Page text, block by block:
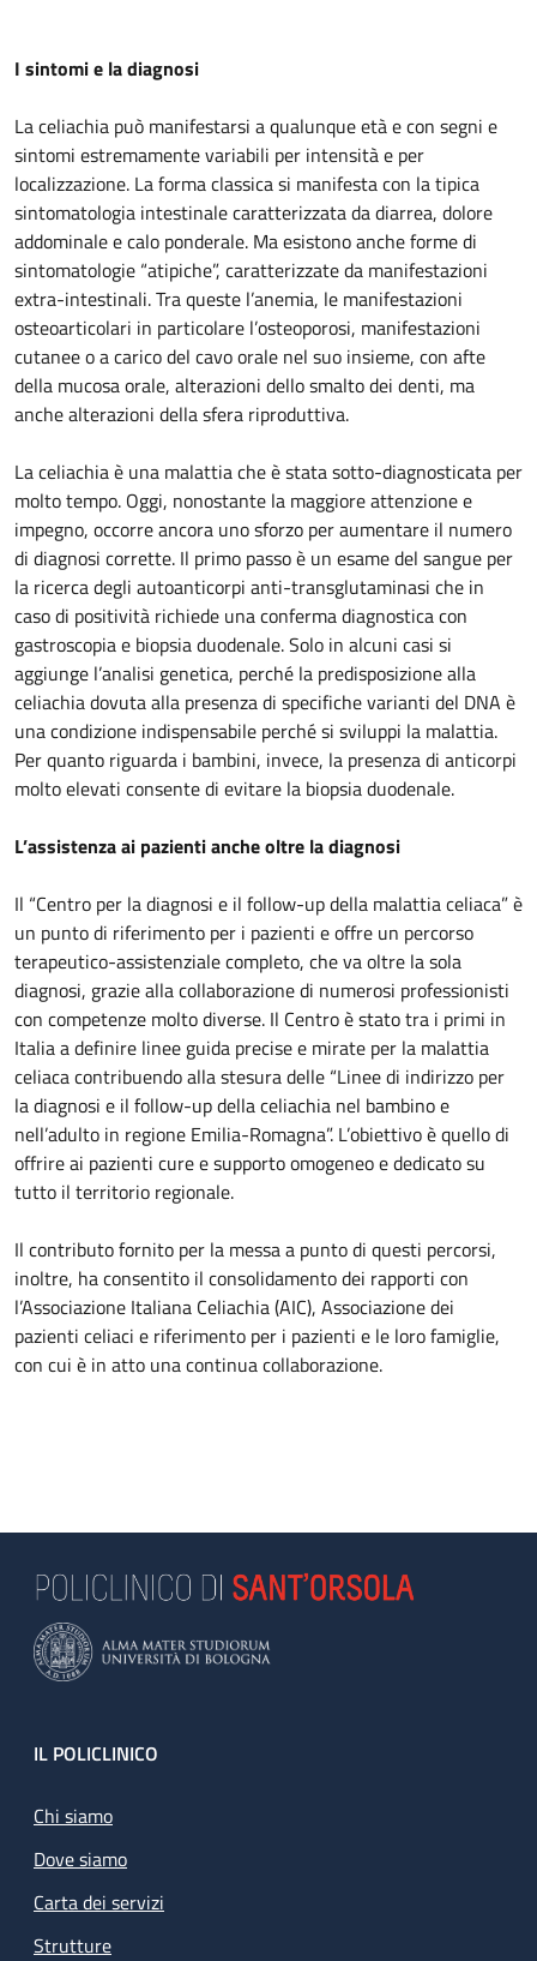
I sintomi e la diagnosi
La celiachia può manifestarsi a qualunque età e con segni e
sintomi estremamente variabili per intensità e per
localizzazione. La forma classica si manifesta con la tipica
sintomatologia intestinale caratterizzata da diarrea, dolore
addominale e calo ponderale. Ma esistono anche forme di
sintomatologie “atipiche”, caratterizzate da manifestazioni
extra-intestinali. Tra queste l’anemia, le manifestazioni
osteoarticolari in particolare l’osteoporosi, manifestazioni
cutanee o a carico del cavo orale nel suo insieme, con afte
della mucosa orale, alterazioni dello smalto dei denti, ma
anche alterazioni della sfera riproduttiva.
La celiachia è una malattia che è stata sotto-diagnosticata per
molto tempo. Oggi, nonostante la maggiore attenzione e
impegno, occorre ancora uno sforzo per aumentare il numero
di diagnosi corrette. Il primo passo è un esame del sangue per
la ricerca degli autoanticorpi anti-transglutaminasi che in
caso di positività richiede una conferma diagnostica con
gastroscopia e biopsia duodenale. Solo in alcuni casi si
aggiunge l’analisi genetica, perché la predisposizione alla
celiachia dovuta alla presenza di specifiche varianti del DNA è
una condizione indispensabile perché si sviluppi la malattia.
Per quanto riguarda i bambini, invece, la presenza di anticorpi
molto elevati consente di evitare la biopsia duodenale.
L’assistenza ai pazienti anche oltre la diagnosi
Il “Centro per la diagnosi e il follow-up della malattia celiaca” è
un punto di riferimento per i pazienti e offre un percorso
terapeutico-assistenziale completo, che va oltre la sola
diagnosi, grazie alla collaborazione di numerosi professionisti
con competenze molto diverse. Il Centro è stato tra i primi in
Italia a definire linee guida precise e mirate per la malattia
celiaca contribuendo alla stesura delle “Linee di indirizzo per
la diagnosi e il follow-up della celiachia nel bambino e
nell’adulto in regione Emilia-Romagna”. L’obiettivo è quello di
offrire ai pazienti cure e supporto omogeneo e dedicato su
tutto il territorio regionale.
Il contributo fornito per la messa a punto di questi percorsi,
inoltre, ha consentito il consolidamento dei rapporti con
l’Associazione Italiana Celiachia (AIC), Associazione dei
pazienti celiaci e riferimento per i pazienti e le loro famiglie,
con cui è in atto una continua collaborazione.
Footer
IL POLICLINICO
Chi siamo
Dove siamo
Carta dei servizi
Strutture